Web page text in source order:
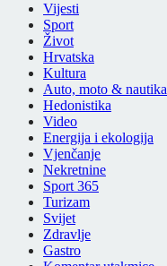
Vijesti
Sport
Život
Hrvatska
Kultura
Auto, moto & nautika
Hedonistika
Video
Energija i ekologija
Vjenčanje
Nekretnine
Sport 365
Turizam
Svijet
Zdravlje
Gastro